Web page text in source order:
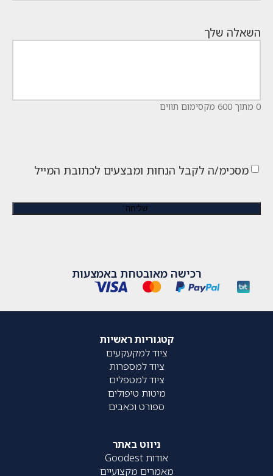
השאלה שלך
0 מתוך 600 מקסימום תווים
מסכימ/ה לקבל הנחות ומבצעים לכתובת המייל
רכישה מאובטחת באמצעות
קטגוריות ראשיות
ציוד למקעקעים
ציוד למספרות
ציוד למטפלים
מיטות טיפולים
ספורט וכאבים
ניווט באתר
אודות Goodest
מאמרים מקצועיים